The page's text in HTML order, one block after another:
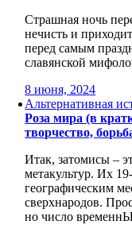
Страшная ночь
нечисть и
перед самым
славянской
8 июня, 2024
Альтернативная
Роза мира (в
творчество,
Итак, затомисы –
метакультур. Их
географическим
сверхнародов.
но число